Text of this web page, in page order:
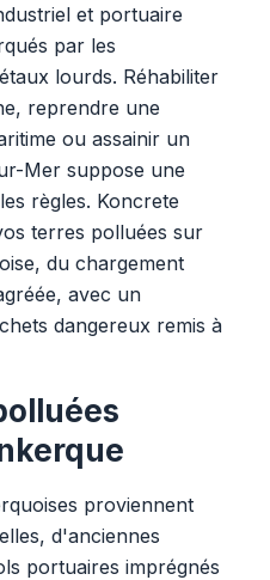
et portuaire
par les
lourds. Réhabiliter
reprendre une
ou assainir un
Mer suppose une
règles. Koncrete
terres polluées sur
du chargement
avec un
dangereux remis à
proviennent
d'anciennes
portuaires imprégnés